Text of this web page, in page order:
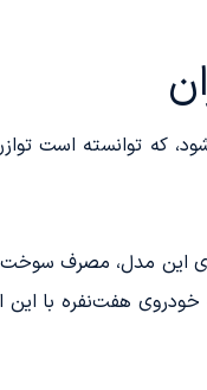
که توانسته است
مزایای این مدل،
هفت‌نفره با این